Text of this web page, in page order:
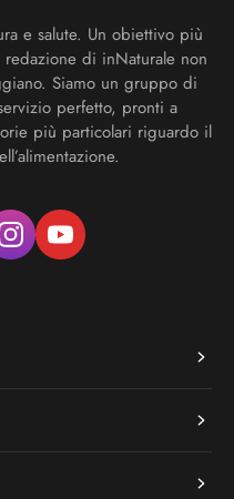
e salute. Un obiettivo più
di inNaturale non
Siamo un gruppo di
perfetto, pronti a
più particolari riguardo il
instagramyoutube